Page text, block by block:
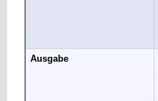
Ausgabe